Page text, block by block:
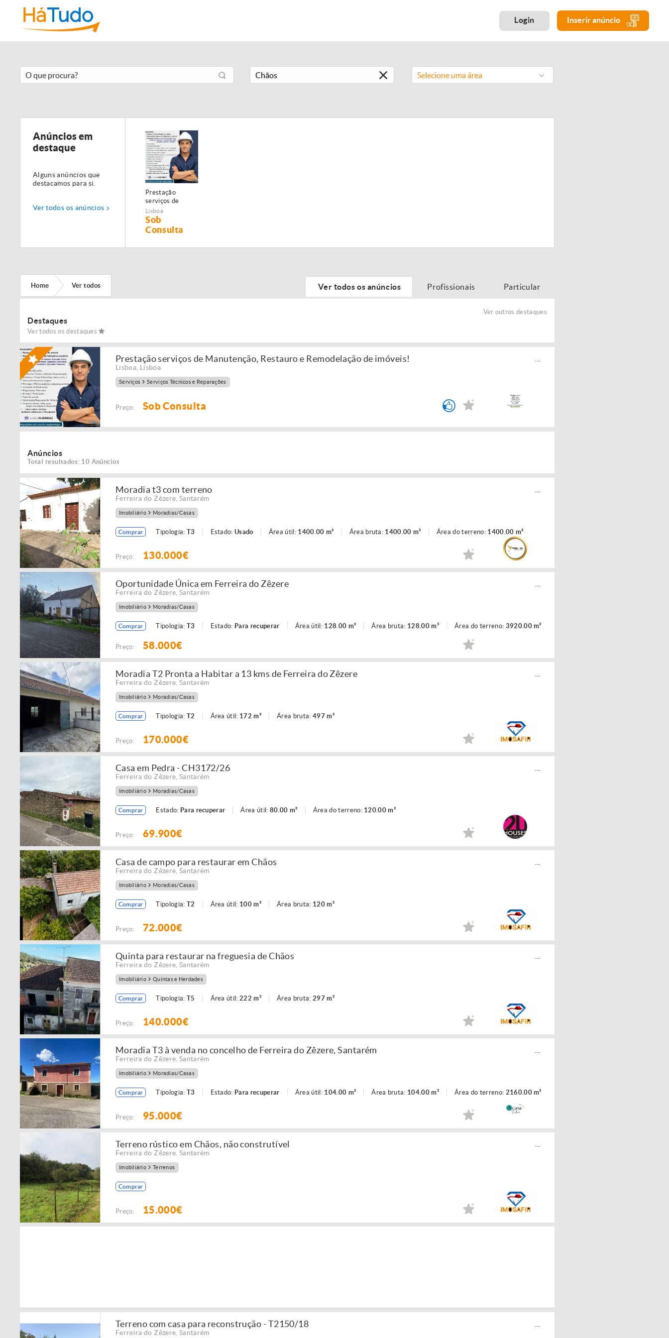
Login Inserir anúncio
Selecione uma área
Anúncios em
destaque
Alguns anúncios que
destacamos para si.
Ver todos os anúncios
Prestação
serviços de
Manutenção,
Restauro e
Remodelação de
imóveis!
Lisboa
Sob
Consulta
Home Ver todos Ver todos os anúncios Profissionais Particular
Ver outros destaques
Destaques
Ver todos os destaques
Prestação serviços de Manutenção, Restauro e Remodelação de imóveis!
Lisboa Lisboa
Serviços Serviços Técnicos e Reparações
Preço: Sob Consulta
Anúncios
Total resultados: 10 Anúncios
Moradia t3 com terreno
Ferreira do Zêzere ,Santarém
Imobiliário Moradias/Casas
Comprar Tipologia: T3 Estado:Usado Área útil: 1400.00 m² Área bruta: 1400.00 m² Área do terreno: 1400.00 m²
Preço: 130.000€
Oportunidade Única em Ferreira do Zêzere
Ferreira do Zêzere ,Santarém
Imobiliário Moradias/Casas
Comprar Tipologia: T3 Estado: Para recuperar Área útil: 128.00 m² Área bruta: 128.00 m² Área do terreno: 3920.00 m²
Preço: 58.000€
Moradia T2 Pronta a Habitar a 13 kms de Ferreira do Zêzere
Ferreira do Zêzere ,Santarém
Imobiliário Moradias/Casas
Comprar Tipologia: T2 Área útil: 172 m² Área bruta: 497 m²
Preço: 170.000€
Casa em Pedra - CH3172/26
Ferreira do Zêzere ,Santarém
Imobiliário Moradias/Casas
Comprar Estado: Para recuperar Área útil:80.00 m² Área do terreno: 120.00 m²
Preço: 69.900€
Casa de campo para restaurar em Chãos
Ferreira do Zêzere ,Santarém
Imobiliário Moradias/Casas
Comprar Tipologia: T2 Área útil: 100 m² Área bruta: 120 m²
Preço: 72.000€
Quinta para restaurar na freguesia de Chãos
Ferreira do Zêzere ,Santarém
Imobiliário Quintas e Herdades
Comprar Tipologia: T5 Área útil:222 m² Área bruta: 297 m²
Preço: 140.000€
Moradia T3 à venda no concelho de Ferreira do Zêzere, Santarém
Ferreira do Zêzere ,Santarém
Imobiliário Moradias/Casas
Comprar Tipologia: T3 Estado: Para recuperar Área útil: 104.00 m² Área bruta: 104.00 m² Área do terreno: 2160.00 m²
Preço: 95.000€
Terreno rústico em Chãos, não construtível
Ferreira do Zêzere ,Santarém
Imobiliário Terrenos
Comprar
Preço: 15.000€
Terreno com casa para reconstrução - T2150/18
Ferreira do Zêzere ,Santarém